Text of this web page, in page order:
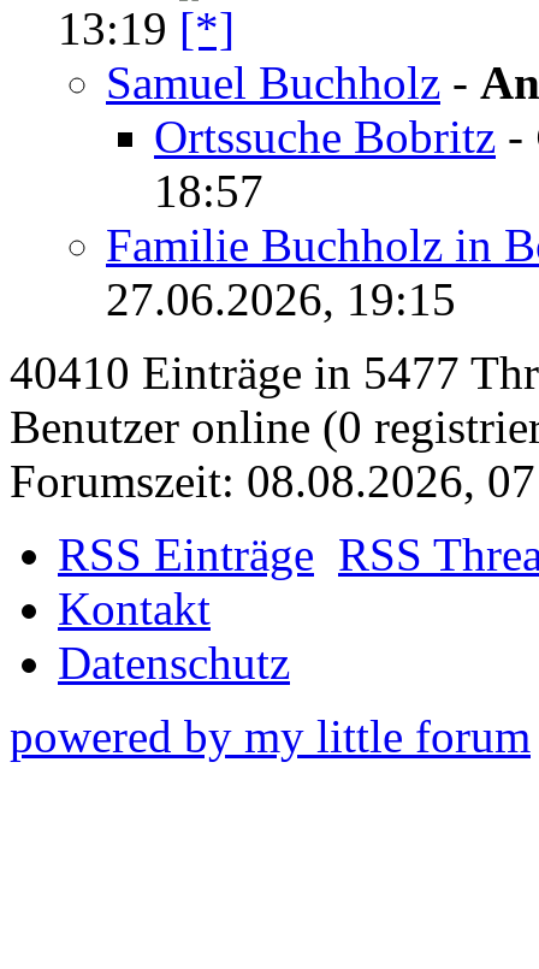
13:19
Samuel Buchholz -
Ortssuche Bobritz -
18:57
Familie Buchholz in
27.06.2026, 19:15
40410 Einträge in 5477
Benutzer online (0
Forumszeit: 08.08.2026,
RSS Einträge RSS
Kontakt
Datenschutz
powered by my little forum